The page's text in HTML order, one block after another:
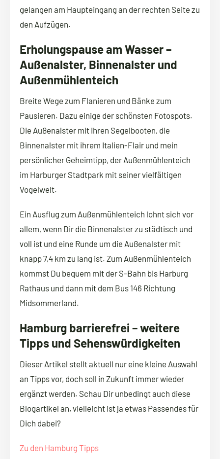
gelangen am Haupteingang an der rechten Seite zu
den Aufzügen.
Erholungspause am Wasser –
Außenalster, Binnenalster und
Außenmühlenteich
Breite Wege zum Flanieren und Bänke zum
Pausieren. Dazu einige der schönsten Fotospots.
Die Außenalster mit ihren Segelbooten, die
Binnenalster mit ihrem Italien-Flair und mein
persönlicher Geheimtipp, der Außenmühlenteich
im Harburger Stadtpark mit seiner vielfältigen
Vogelwelt.
Ein Ausflug zum Außenmühlenteich lohnt sich vor
allem, wenn Dir die Binnenalster zu städtisch und
voll ist und eine Runde um die Außenalster mit
knapp 7,4 km zu lang ist. Zum Außenmühlenteich
kommst Du bequem mit der S-Bahn bis Harburg
Rathaus und dann mit dem Bus 146 Richtung
Midsommerland.
Hamburg barrierefrei – weitere
Tipps und Sehenswürdigkeiten
Dieser Artikel stellt aktuell nur eine kleine Auswahl
an Tipps vor, doch soll in Zukunft immer wieder
ergänzt werden. Schau Dir unbedingt auch diese
Blogartikel an, vielleicht ist ja etwas Passendes für
Dich dabei?
Zu den Hamburg Tipps